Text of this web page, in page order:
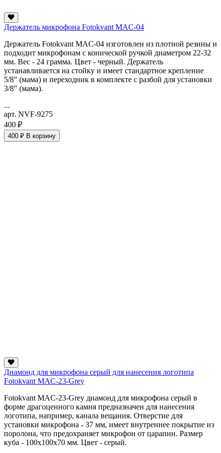
Держатель микрофона Fotokvant MAC-04
Держатель Fotokvant MAC-04 изготовлен из плотной резины и
подходит микрофонам с конической ручкой диаметром 22-32
мм. Вес - 24 грамма. Цвет - черный. Держатель
устанавливается на стойку и имеет стандартное крепление
5/8" (мама) и переходник в комплекте с разбой для установки
3/8" (мама).
...
арт. NVF-9275
400 ₽
400 ₽ В корзину
Диамонд для микрофона серый для нанесения логотипа
Fotokvant MAC-23-Grey
Fotokvant MAC-23-Grey диамонд для микрофона серый в
форме драгоценного камня предназначен для нанесения
логотипа, например, канала вещания. Отверстие для
установки микрофона - 37 мм, имеет внутреннее покрытие из
поролона, что предохраняет микрофон от царапин. Размер
куба - 100x100х70 мм. Цвет - серый.